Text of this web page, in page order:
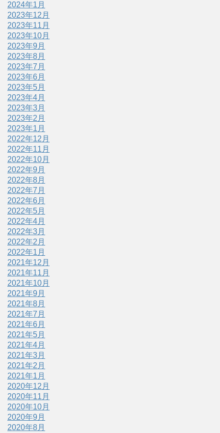
2024年1月
2023年12月
2023年11月
2023年10月
2023年9月
2023年8月
2023年7月
2023年6月
2023年5月
2023年4月
2023年3月
2023年2月
2023年1月
2022年12月
2022年11月
2022年10月
2022年9月
2022年8月
2022年7月
2022年6月
2022年5月
2022年4月
2022年3月
2022年2月
2022年1月
2021年12月
2021年11月
2021年10月
2021年9月
2021年8月
2021年7月
2021年6月
2021年5月
2021年4月
2021年3月
2021年2月
2021年1月
2020年12月
2020年11月
2020年10月
2020年9月
2020年8月